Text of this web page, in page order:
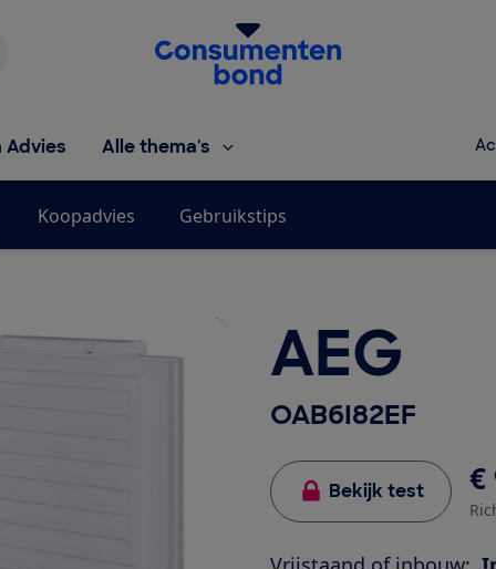
Homepage van de Consumentenbond
Advies Alle thema's
Koopadvies Gebruikstips
AEG
OAB6I82EF
Bekijk test €